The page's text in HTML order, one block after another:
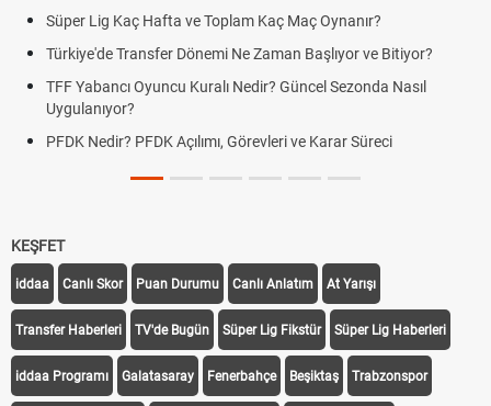
Süper Lig Kaç Hafta ve Toplam Kaç Maç Oynanır?
Türkiye'de Transfer Dönemi Ne Zaman Başlıyor ve Bitiyor?
TFF Yabancı Oyuncu Kuralı Nedir? Güncel Sezonda Nasıl
Uygulanıyor?
PFDK Nedir? PFDK Açılımı, Görevleri ve Karar Süreci
KEŞFET
iddaa Canlı Skor Puan Durumu Canlı Anlatım At Yarışı
Transfer Haberleri TV'de Bugün Süper Lig Fikstür Süper Lig Haberleri
iddaa Programı Galatasaray Fenerbahçe Beşiktaş Trabzonspor